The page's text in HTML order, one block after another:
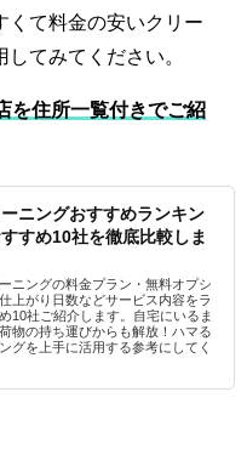
くて料金の安いクリー
てみてください。
を住所一覧付きでご紹
ニングおすすめランキン
すめ10社を徹底比較しま
ニングの料金プラン・無料オプシ
上がり日数などサービス内容をラ
10社ご紹介します。自宅にいるま
物の持ち運びからも解放！ハマる
グを上手に活用する参考にしてく